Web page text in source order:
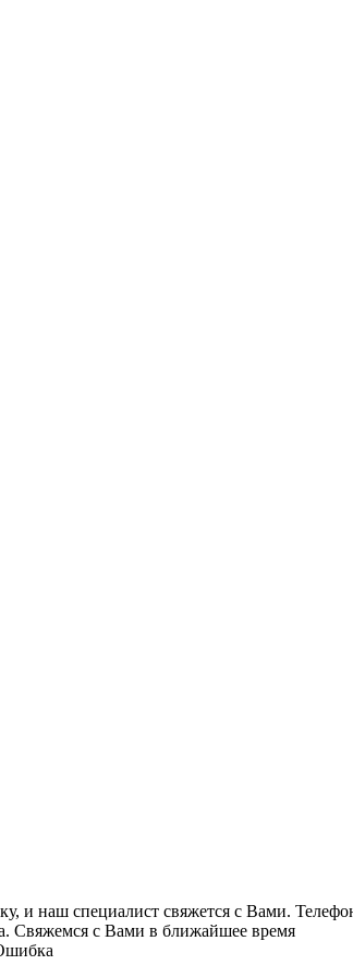
и наш специалист свяжется с Вами.
Свяжемся с Вами в ближайшее время